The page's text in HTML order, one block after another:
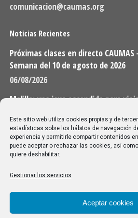
Este sitio web utiliza cookies propias y de
estadísticas sobre los hábitos de navegación
experiencia y permitirle compartir contenidos
puede aceptar o rechazar las cookies, así
quiere deshabilitar.
Gestionar los servicios
Aceptar cookies
comunicacion@caumas.org
Noticias Recientes
Próximas clases en directo CAUMAS
Semana del 10 de agosto de 2026
06/08/2026
Melilla: una joya escondida para
28/07/2026
Buscar
Buscar:
Aviso Legal|Política de privacidad